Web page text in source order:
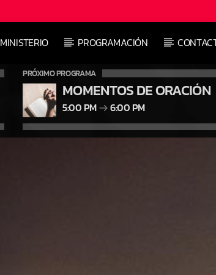
MINISTERIO PROGRAMACIÓN
PRÓXIMO PROGRAMA
MOMENTOS DE ORACIÓN
5:00 PM 6:00 PM